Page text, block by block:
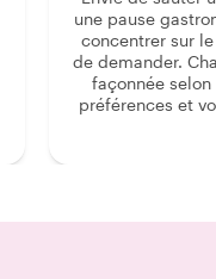
une pause
concentrer sur
de demander.
façonnée
préférences et